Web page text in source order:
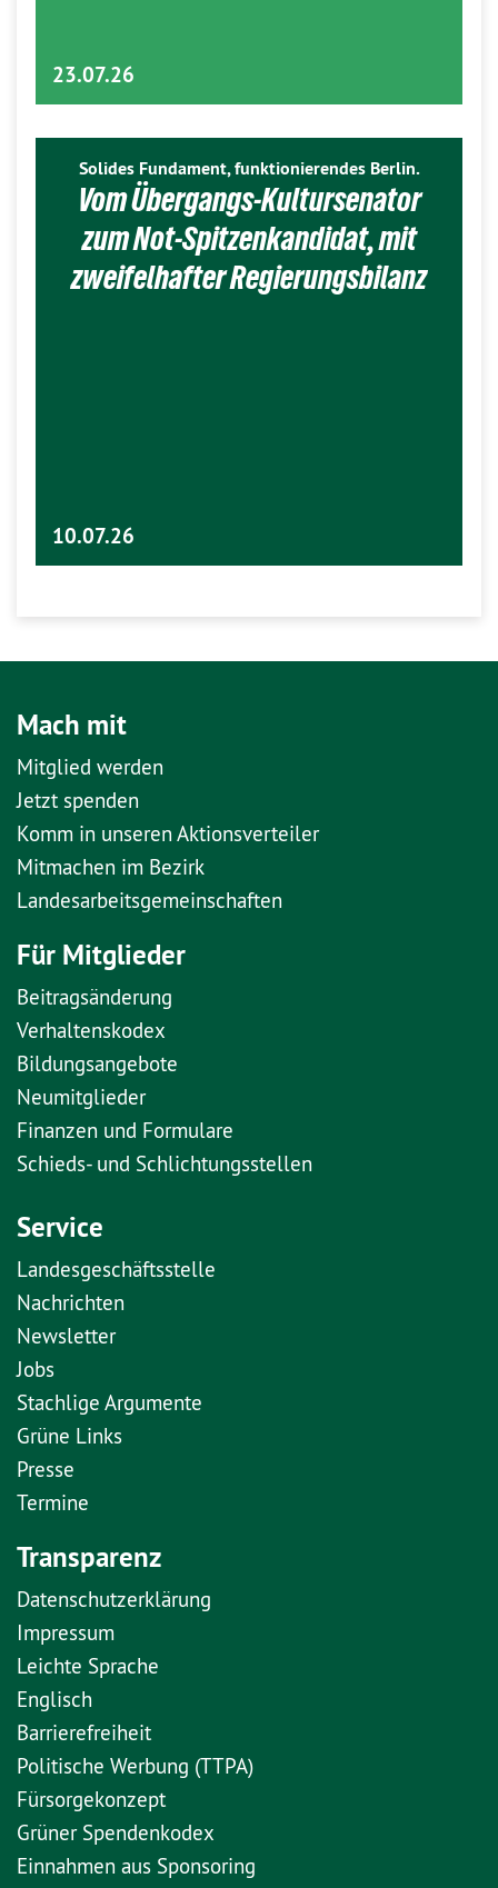
23.07.26
Solides Fundament, funktionierendes Berlin.
Vom Übergangs-Kultursenator
zum Not-Spitzenkandidat, mit
zweifelhafter Regierungsbilanz
10.07.26
Mach mit
Mitglied werden
Jetzt spenden
Komm in unseren Aktionsverteiler
Mitmachen im Bezirk
Landesarbeitsgemeinschaften
Für Mitglieder
Beitragsänderung
Verhaltenskodex
Bildungsangebote
Neumitglieder
Finanzen und Formulare
Schieds- und Schlichtungsstellen
Service
Landesgeschäftsstelle
Nachrichten
Newsletter
Jobs
Stachlige Argumente
Grüne Links
Presse
Termine
Transparenz
Datenschutzerklärung
Impressum
Leichte Sprache
Englisch
Barrierefreiheit
Politische Werbung (TTPA)
Fürsorgekonzept
Grüner Spendenkodex
Einnahmen aus Sponsoring